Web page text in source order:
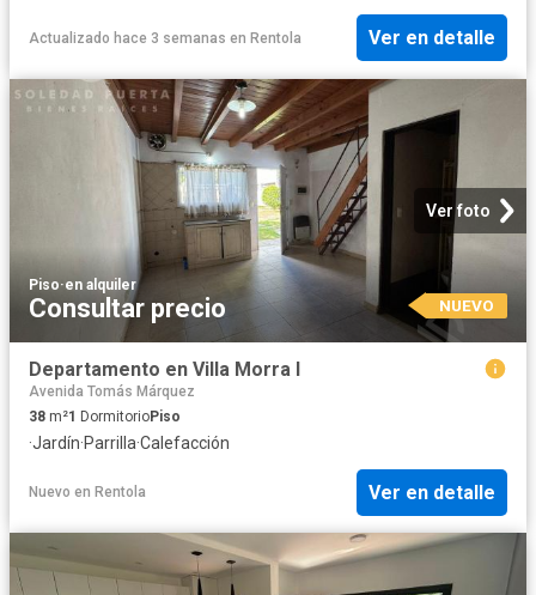
Actualizado hace 3 semanas en Rentola Ver en detalle
Ver foto
Piso·en alquiler
Consultar precio NUEVO
Departamento en Villa Morra I
Avenida Tomás Márquez
38 m²1 DormitorioPiso
·Jardín·Parrilla·Calefacción
Nuevo en Rentola Ver en detalle